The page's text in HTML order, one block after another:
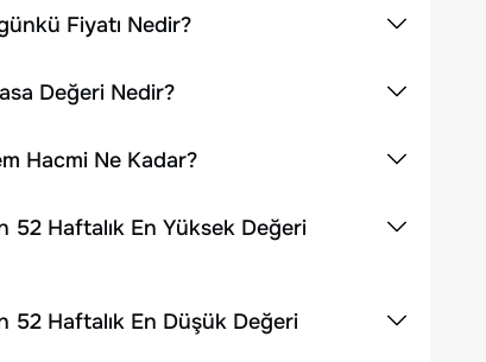
Fiyatı Nedir?
Değeri Nedir?
Hacmi Ne Kadar?
52 Haftalık En Yüksek Değeri
52 Haftalık En Düşük Değeri